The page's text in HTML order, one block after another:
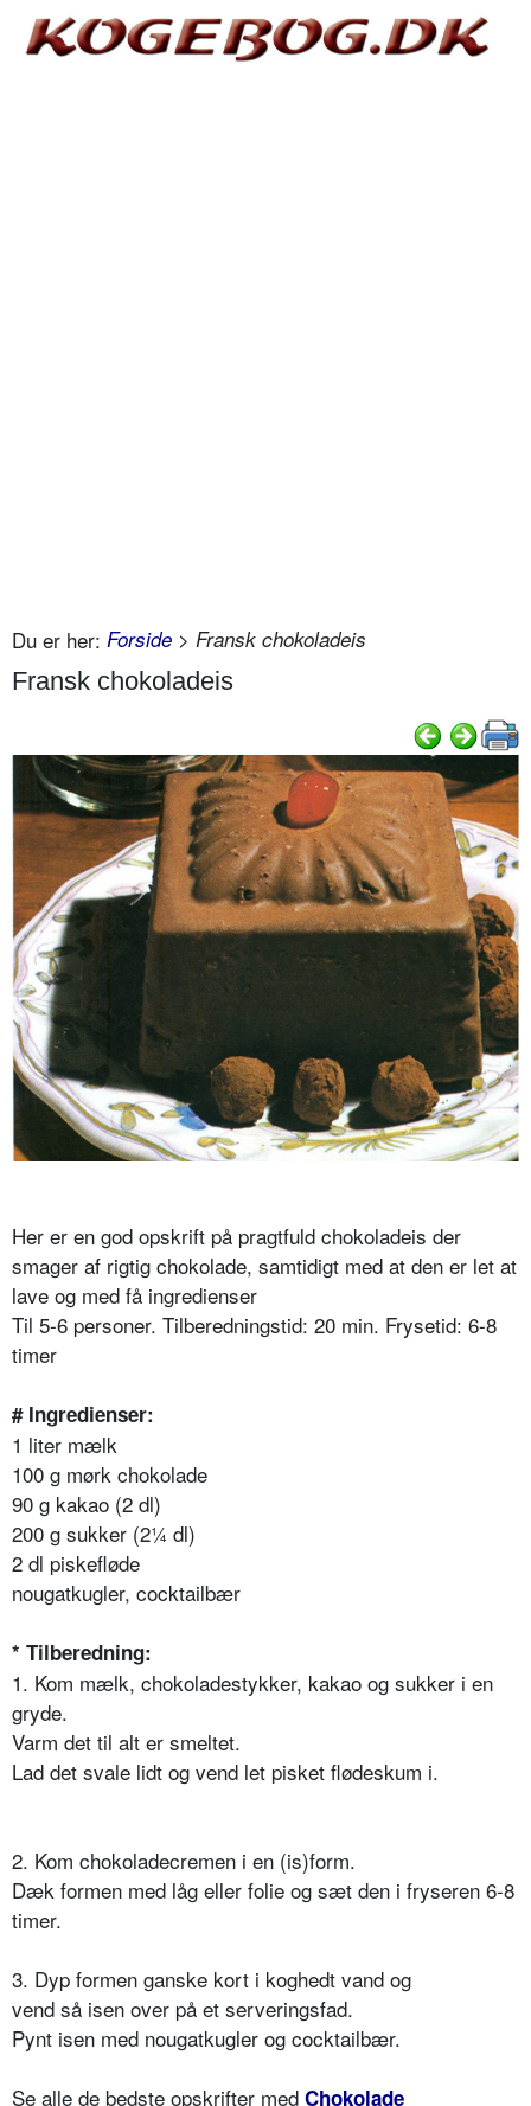
Du er her: Forside > Fransk chokoladeis
Fransk chokoladeis
Her er en god opskrift på pragtfuld chokoladeis der
smager af rigtig chokolade, samtidigt med at den er let at
lave og med få ingredienser
Til 5-6 personer. Tilberedningstid: 20 min. Frysetid: 6-8
timer
# Ingredienser:
1 liter mælk
100 g mørk chokolade
90 g kakao (2 dl)
200 g sukker (2¼ dl)
2 dl piskefløde
nougatkugler, cocktailbær
* Tilberedning:
1. Kom mælk, chokoladestykker, kakao og sukker i en
gryde.
Varm det til alt er smeltet.
Lad det svale lidt og vend let pisket flødeskum i.
2. Kom chokoladecremen i en (is)form.
Dæk formen med låg eller folie og sæt den i fryseren 6-8
timer.
3. Dyp formen ganske kort i koghedt vand og
vend så isen over på et serveringsfad.
Pynt isen med nougatkugler og cocktailbær.
Se alle de bedste opskrifter med Chokolade